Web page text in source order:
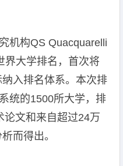
机构QS Quacquarelli
界大学排名，首次将
入排名体系。本次排
统的1500所大学，排
论文和来自超过24万
而得出。